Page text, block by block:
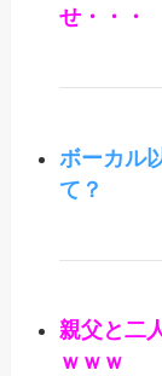
せ・・・
ボーカル
て？
親父と二
ｗｗｗ